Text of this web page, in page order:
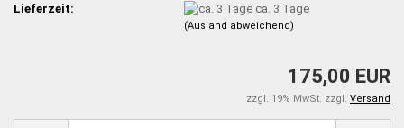
Lieferzeit:
ca. 3 Tage
(Ausland abweichend)
175,00 EUR
zzgl. 19% MwSt. zzgl. Versand